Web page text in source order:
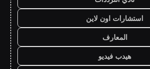
استشارات اون لاين
المعارف
هيدب فيديو